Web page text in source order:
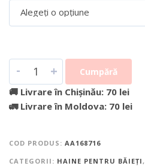
Alegeți o opțiune
- + Cumpără
🚚 Livrare în Chișinău: 70 lei
🚛 Livrare în Moldova: 70 lei
COD PRODUS: AA168716
CATEGORII: HAINE PENTRU BĂIEȚI ,